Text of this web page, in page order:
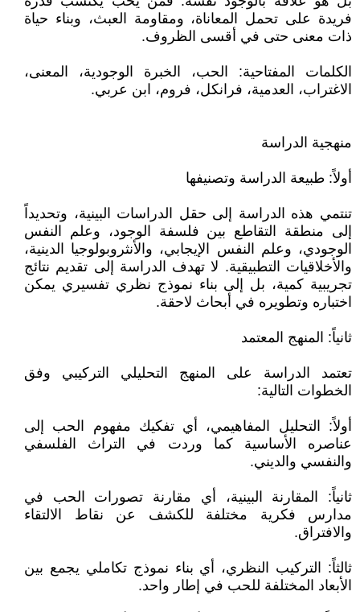
فريدة على تحمل المعاناة، ومقاومة العبث، وبناء حياة
ذات معنى حتى في أقسى الظروف.
الكلمات المفتاحية: الحب، الخبرة الوجودية، المعنى،
الاغتراب، العدمية، فرانكل، فروم، ابن عربي.
منهجية الدراسة
أولاً: طبيعة الدراسة وتصنيفها
تنتمي هذه الدراسة إلى حقل الدراسات البينية، وتحديداً
إلى منطقة التقاطع بين فلسفة الوجود، وعلم النفس
الوجودي، وعلم النفس الإيجابي، والأنثروبولوجيا الدينية،
والأخلاقيات التطبيقية. لا تهدف الدراسة إلى تقديم نتائج
تجريبية كمية، بل إلى بناء نموذج نظري تفسيري يمكن
اختباره وتطويره في أبحاث لاحقة.
ثانياً: المنهج المعتمد
تعتمد الدراسة على المنهج التحليلي التركيبي وفق
الخطوات التالية:
أولاً: التحليل المفاهيمي، أي تفكيك مفهوم الحب إلى
عناصره الأساسية كما وردت في التراث الفلسفي
والنفسي والديني.
ثانياً: المقارنة البينية، أي مقارنة تصورات الحب في
مدارس فكرية مختلفة للكشف عن نقاط الالتقاء
والافتراق.
ثالثاً: التركيب النظري، أي بناء نموذج تكاملي يجمع بين
الأبعاد المختلفة للحب في إطار واحد.